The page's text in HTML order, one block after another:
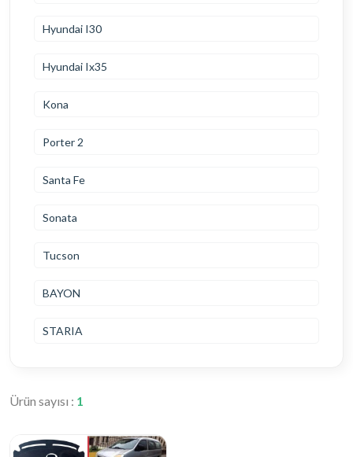
Hyundai I30
Hyundai Ix35
Kona
Porter 2
Santa Fe
Sonata
Tucson
BAYON
STARIA
Ürün sayısı : 1